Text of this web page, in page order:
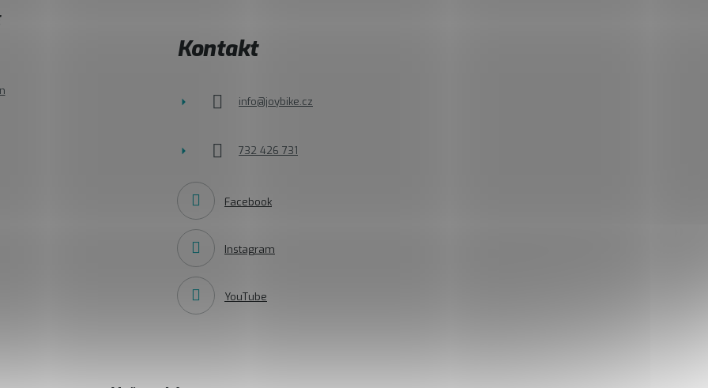
Kontakt
info@joybike.cz
732 426 731
Facebook
Instagram
YouTube